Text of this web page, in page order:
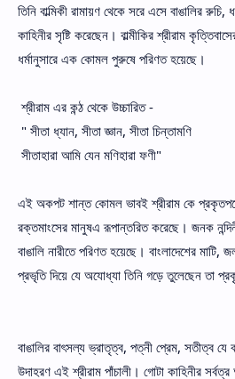
তিনি বাল্মিকী রামায়ণ থেকে সরে এসে বাঙালির
কাহিনীর সৃষ্টি করেছেন। বাল্মীকির শ্রীরাম
ধর্মানুসারে এক কোমল পুরুষে পরিণত হয়েছে।
শ্রীরাম এর কন্ঠ থেকে উচ্চারিত -
" সীতা ধ্যান, সীতা জ্ঞান, সীতা চিন্তামণি
সীতাহারা আমি যেন মণিহারা ফণী"
এই অকপট শান্ত কোমল ভাবই শ্রীরাম কে
রক্তমাংসের মানুষএ রূপান্তরিত করেছে। জনক
বাঙালি নারীতে পরিণত হয়েছে। বাংলাদেশের
প্রভৃতি দিয়ে যে অযোধ্যা তিনি গড়ে তুলেছেন তা
বাঙালির বাৎসল্য ভ্রাতৃত্ব, পত্নী প্রেম, সতীত্ব যে
উদাহরণ এই শ্রীরাম পাঁচালী। গোটা কাহিনীর